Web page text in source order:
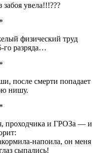
увела!!!???
физический труд
го разряда…
после смерти попадает
нишу.
проходчика и ГРОЗа — и
напоила, он меня
сыпались!